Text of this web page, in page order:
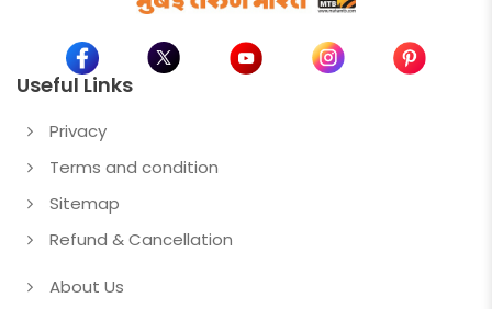
Useful Links
Privacy
Terms and condition
Sitemap
Refund & Cancellation
About Us